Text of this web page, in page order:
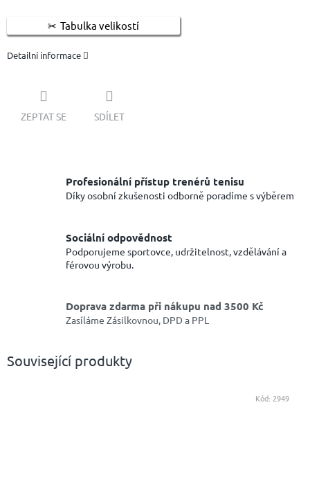
Tabulka velikostí
Detailní informace
ZEPTAT SE SDÍLET
Profesionální přístup trenérů tenisu
Díky osobní zkušenosti odborně poradíme s výběrem
Sociální odpovědnost
Podporujeme sportovce, udržitelnost, vzdělávání a
férovou výrobu.
Doprava zdarma při nákupu nad 3500 Kč
Zasíláme Zásilkovnou, DPD a PPL
Související produkty
Kód: 2949